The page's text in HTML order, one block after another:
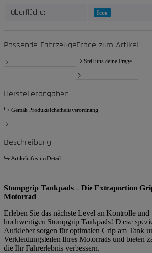
Oberfläche: Icon
Passende FahrzeugeFrage zum Artikel
Stell uns deine Frage
Herstellerangaben
Gemäß Produktsicherheitsverordnung
Beschreibung
Artikelinfos im Detail
Stompgrip Tankpads – Die Extraportion
Motorrad
Erleben Sie das nächste Level an Kontrolle und
hochwertigen Stompgrip Tankpads! Diese
Aufkleber sorgen für optimalen Grip am Tank
Verkleidungsteilen Ihres Motorrads und bieten
die Ihr Fahrerlebnis verbessern.